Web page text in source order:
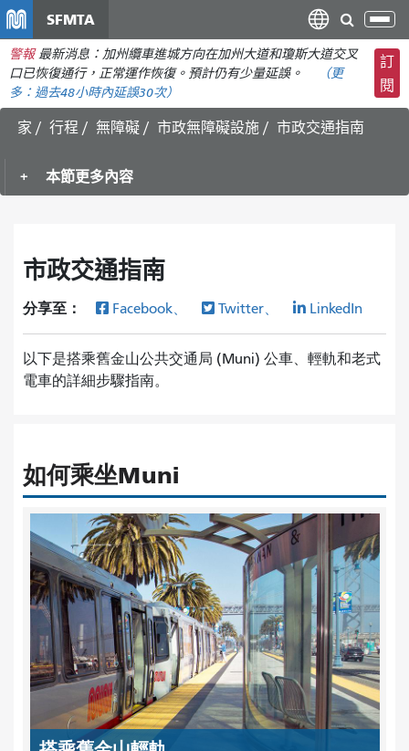
主
要
容
SFMTA
切
換
導
航
警報 最新消息：加州纜車進城方向在加州大道和瓊斯大道交叉
口已恢復通行，正常運作恢復。預計仍有少量延誤。
（更
多： 過去48小時內延誤30次）
訂
閱
家 行程 無障礙 市政無障礙設施 市政交通指南
本節更多內容
市政交通指南
分享至： Facebook、 Twitter、 LinkedIn
以下是搭乘舊金山公共交通局 (Muni) 公車、輕軌和老式
電車的詳細步驟指南。
如何乘坐Muni